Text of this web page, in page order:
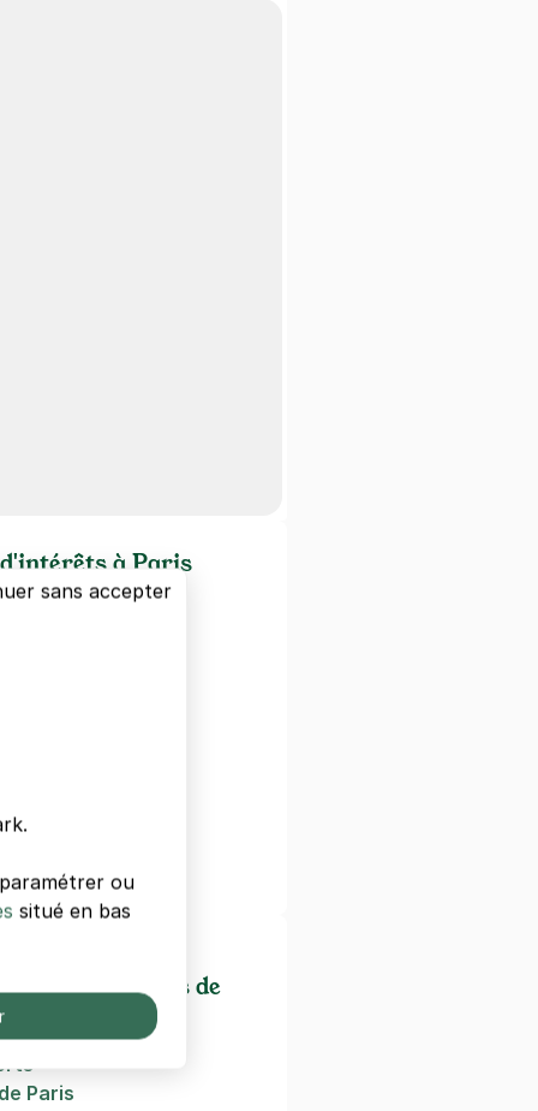
à Paris
Lorette
cinémas de
Paris
sans accepter
ou
situé en bas